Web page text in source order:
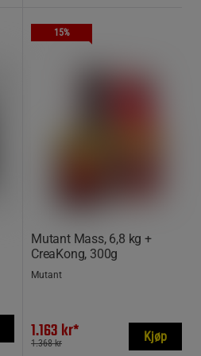
15%
Mutant Mass, 6,8 kg +
CreaKong, 300g
Mutant
1.163 kr*
1.368 kr Kjøp